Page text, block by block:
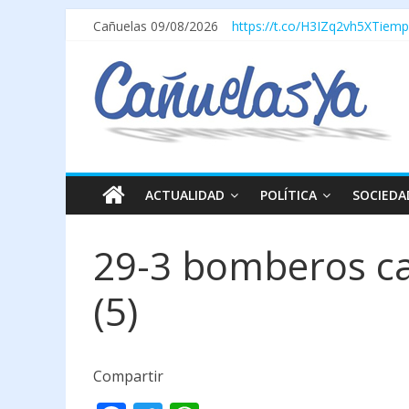
Cañuelas 09/08/2026 https://t.co/H3IZq2vh5X
ACTUALIDAD POLÍTICA
29-3 bomberos
(5)
Compartir